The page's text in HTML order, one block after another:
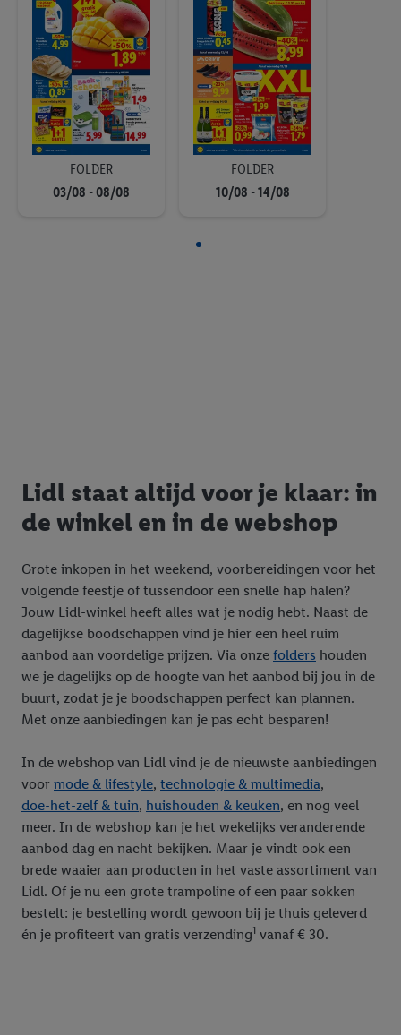
FOLDER
03/08 - 08/08
FOLDER
10/08 - 14/08
Lidl staat altijd voor je klaar: in
de winkel en in de webshop
Grote inkopen in het weekend, voorbereidingen voor het
volgende feestje of tussendoor een snelle hap halen?
Jouw Lidl-winkel heeft alles wat je nodig hebt. Naast de
dagelijkse boodschappen vind je hier een heel ruim
aanbod aan voordelige prijzen. Via onze folders houden
we je dagelijks op de hoogte van het aanbod bij jou in de
buurt, zodat je je boodschappen perfect kan plannen.
Met onze aanbiedingen kan je pas echt besparen!
In de webshop van Lidl vind je de nieuwste aanbiedingen
voor mode & lifestyle, technologie & multimedia,
doe-het-zelf & tuin, huishouden & keuken, en nog veel
meer. In de webshop kan je het wekelijks veranderende
aanbod dag en nacht bekijken. Maar je vindt ook een
brede waaier aan producten in het vaste assortiment van
Lidl. Of je nu een grote trampoline of een paar sokken
bestelt: je bestelling wordt gewoon bij je thuis geleverd
én je profiteert van gratis verzending1 vanaf € 30.